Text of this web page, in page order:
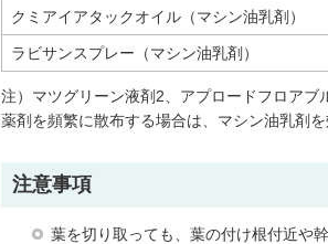
クミアイアタックオイル（マシン油乳剤）
ラビサンスプレー（マシン油乳剤）
注）マツグリーン液剤2、アプロードフロアブ
薬剤を頻繁に散布する場合は、マシン油乳剤を
注意事項
葉を切り取っても、葉の付け根付近や